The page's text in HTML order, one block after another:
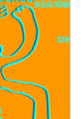
kas piepildīs